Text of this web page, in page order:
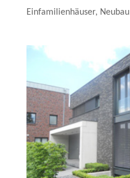
Einfamilienhäuser, Neubau